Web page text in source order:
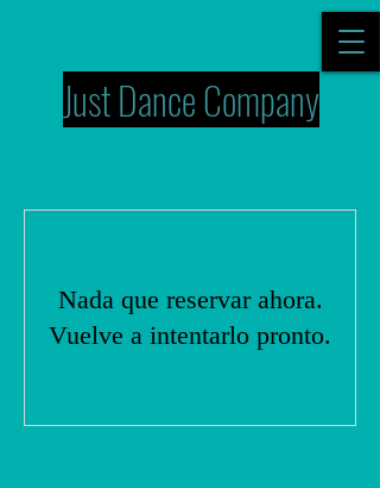
Just Dance Company
Nada que reservar ahora.
Vuelve a intentarlo pronto.